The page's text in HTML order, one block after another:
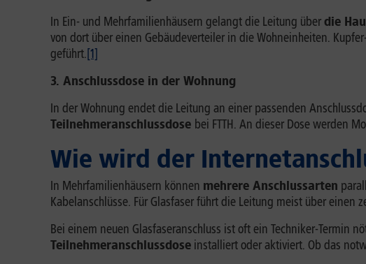
In Ein- und Mehrfamilienhäusern gelangt die Leitung überdie
von dort über einen Gebäudeverteiler in die Wohneinheiten.
geführt.[1]
3. Anschlussdose in der Wohnung
In der Wohnung endet die Leitung an einer passenden
Teilnehmeranschlussdose bei FTTH. An dieser Dose werden
Wie wird der
In Mehrfamilienhäusern können mehrere Anschlussarten
Kabelanschlüsse. Für Glasfaser führt die Leitung meist über
Bei einem neuen Glasfaseranschluss ist oft ein Techniker-Termin
Teilnehmeranschlussdose installiert oder aktiviert. Ob das